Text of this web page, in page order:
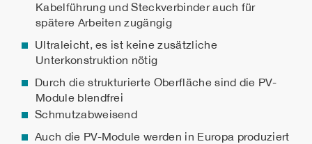
Kabelführung und Steckverbinder auch für
spätere Arbeiten zugängig
Ultraleicht, es ist keine zusätzliche
Unterkonstruktion nötig
Durch die strukturierte Oberfläche sind die PV-
Module blendfrei
Schmutzabweisend
Auch die PV-Module werden in Europa produziert